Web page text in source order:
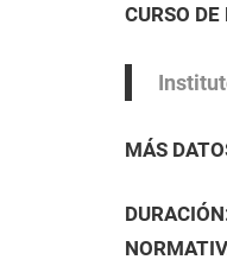
13
de
2021
Maria
GESTIÓN,
Curso
CURSO
MÁS